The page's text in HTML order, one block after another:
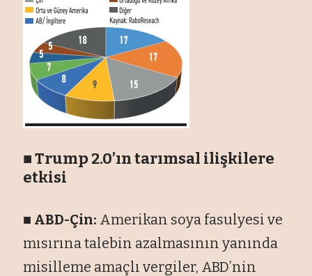
■ Trump 2.0’ın tarımsal ilişkilere
etkisi
■ ABD-Çin: Amerikan soya fasulyesi ve
mısırına talebin azalmasının yanında
misilleme amaçlı vergiler, ABD’nin